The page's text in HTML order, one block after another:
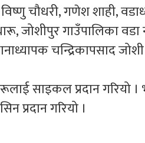
चौधरी, गणेश शाही,
जोशीपुर गाउँपालिका वडा
चन्द्रिकापसाद
साइकल प्रदान गरियो
प्रदान गरियो ।